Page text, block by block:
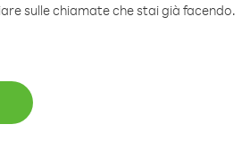
sulle chiamate che stai già facendo.